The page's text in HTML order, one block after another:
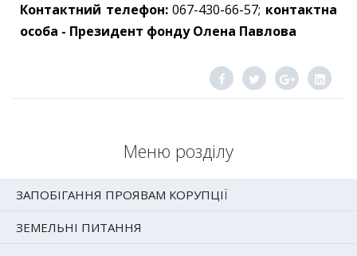
Меню розділу
ЗАПОБІГАННЯ ПРОЯВАМ КОРУПЦІЇ
ЗЕМЕЛЬНІ ПИТАННЯ
Контактний телефон:067-430-66-57; контактна
особа - Президент фонду Олена Павлова